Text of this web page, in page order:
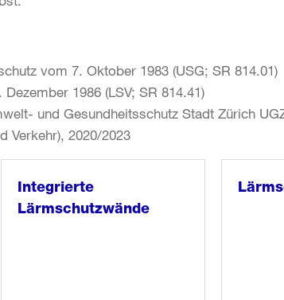
vom 7. Oktober 1983 (USG; SR 814.01)
1986 (LSV; SR 814.41)
und Gesundheitsschutz Stadt Zürich
Verkehr), 2020/2023
Integrierte
Lärmschutzwände